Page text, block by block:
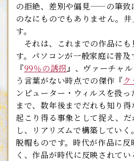
の拒絶、差別や偏見――の筆致
のなにものでもありません。
す。
それは、これまでの作品にも
す。パソコンが一般家庭に普
『99％の誘拐』、ヴァーチャ
う言葉がない時点での傑作『
ンピューター・ウィルスを扱っ
まで、数年後までだれも知り
起こり得る事象として捉え、
し、リアリズムで構築してい
脱帽ものです。時代が作品に反
く、作品が時代に反映されて